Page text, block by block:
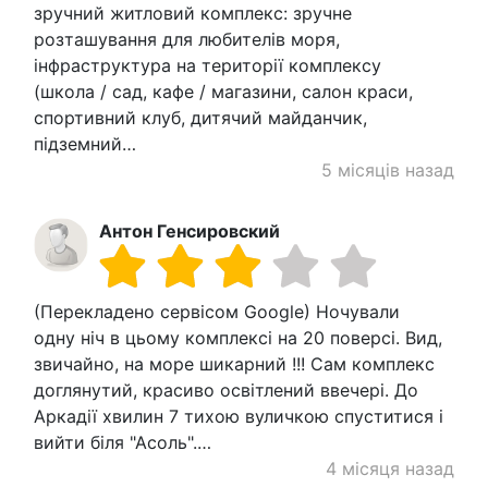
зручний житловий комплекс: зручне
розташування для любителів моря,
інфраструктура на території комплексу
(школа / сад, кафе / магазини, салон краси,
спортивний клуб, дитячий майданчик,
підземний…
5 місяців назад
Антон Генсировский
(Перекладено сервісом Google) Ночували
одну ніч в цьому комплексі на 20 поверсі. Вид,
звичайно, на море шикарний !!! Сам комплекс
доглянутий, красиво освітлений ввечері. До
Аркадії хвилин 7 тихою вуличкою спуститися і
вийти біля "Асоль".…
4 місяця назад